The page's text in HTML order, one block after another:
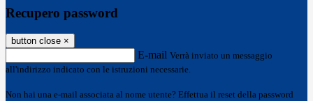
Recupero password
button close ×
E-mail Verrà inviato un messaggio
all'indirizzo indicato con le istruzioni necessarie.
Non hai una e-mail associata al nome utente? Effettua il reset della password